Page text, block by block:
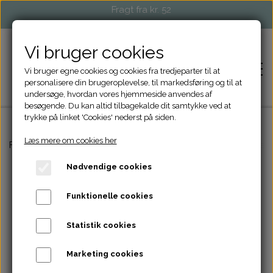
Fragt fra kr. 52
FORSIDE
FORHANDLERE
Forside Strikketilbehør
Vi bruger cookies
Vi bruger egne cookies og cookies fra tredjeparter til at
personalisere din brugeroplevelse, til markedsføring og til at
undersøge, hvordan vores hjemmeside anvendes af
besøgende. Du kan altid tilbagekalde dit samtykke ved at
trykke på linket 'Cookies' nederst på siden.
Læs mere om cookies her
Nødvendige cookies
Funktionelle cookies
Statistik cookies
Marketing cookies